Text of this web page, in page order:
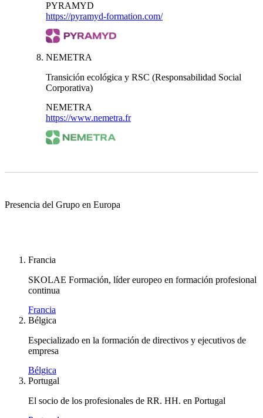
PYRAMYD
https://pyramyd-formation.com/
NEMETRA
Transición ecológica y RSC (Responsabilidad Social
Corporativa)
NEMETRA
https://www.nemetra.fr
Presencia del Grupo en Europa
Francia
SKOLAE Formación, líder europeo en formación profesional
continua
Francia
Bélgica
Especializado en la formación de directivos y ejecutivos de
empresa
Bélgica
Portugal
El socio de los profesionales de RR. HH. en Portugal